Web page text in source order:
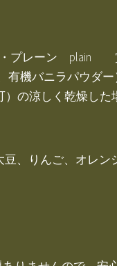
プレーン plain
有機バニラパウダ
の涼しく乾燥した
、りんご、オレン